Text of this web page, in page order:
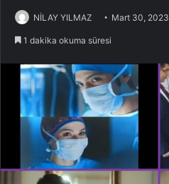
NİLAY YILMAZ Mart 30, 2023
1 dakika okuma süresi